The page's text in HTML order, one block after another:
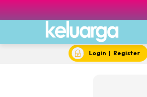
Login | Register